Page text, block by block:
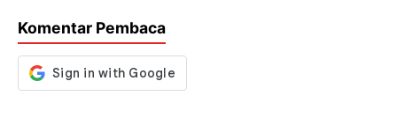
k
p
er
Komentar Pembaca